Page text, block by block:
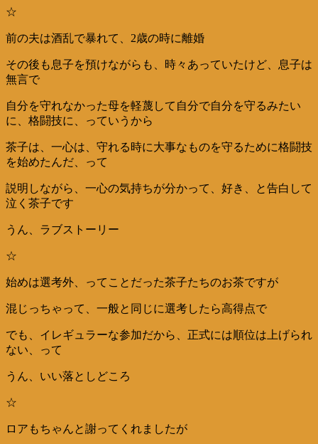
☆
前の夫は酒乱で暴れて、2歳の時に離婚
その後も息子を預けながらも、時々あっていたけど、息子は
無言で
自分を守れなかった母を軽蔑して自分で自分を守るみたい
に、格闘技に、っていうから
茶子は、一心は、守れる時に大事なものを守るために格闘技
を始めたんだ、って
説明しながら、一心の気持ちが分かって、好き、と告白して
泣く茶子です
うん、ラブストーリー
☆
始めは選考外、ってことだった茶子たちのお茶ですが
混じっちゃって、一般と同じに選考したら高得点で
でも、イレギュラーな参加だから、正式には順位は上げられ
ない、って
うん、いい落としどころ
☆
ロアもちゃんと謝ってくれましたが